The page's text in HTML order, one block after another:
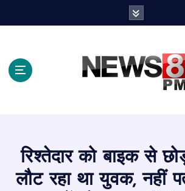
रिश्तेदार को बाइक से
लौट रहा था युवक, नहीं